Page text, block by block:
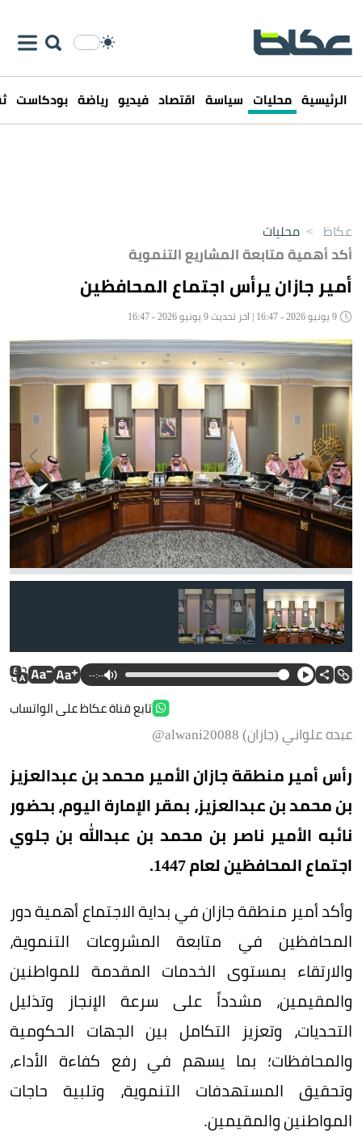
الرئيسية محليات سياسة اقتصاد فيديو رياضة بودكاست
عكاظ > محليات
أكد أهمية متابعة المشاريع التنموية
أمير جازان يرأس اجتماع المحافظين
--:--
تابع قناة عكاظ على الواتساب
عبده علواني (جازان) alwani20088@
رأس أمير منطقة جازان الأمير محمد بن عبدالعزيز
بن محمد بن عبدالعزيز، بمقر الإمارة اليوم، بحضور
نائبه الأمير ناصر بن محمد بن عبدالله بن جلوي
اجتماع المحافظين لعام 1447.
وأكد أمير منطقة جازان في بداية الاجتماع أهمية دور
المحافظين في متابعة المشروعات التنموية،
والارتقاء بمستوى الخدمات المقدمة للمواطنين
والمقيمين، مشدداً على سرعة الإنجاز وتذليل
التحديات، وتعزيز التكامل بين الجهات الحكومية
والمحافظات؛ بما يسهم في رفع كفاءة الأداء،
وتحقيق المستهدفات التنموية، وتلبية حاجات
المواطنين والمقيمين.